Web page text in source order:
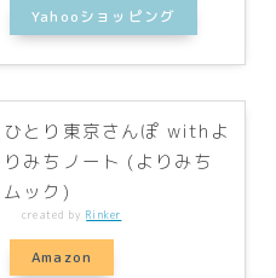
Yahooショッピング
ひとり東京さんぽ withよ
りみちノート (よりみち
ムック)
created byRinker
Amazon